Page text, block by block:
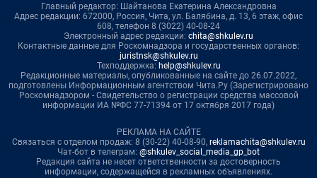
Главный редактор: Шайтанова Екатерина Александровна
Адрес редакции: 672000, Россия, Чита, ул. Балябина, д. 13, 6 этаж, офис
608, телефон 8 (3022) 40-08-24
Электронный адрес редакции: chita@shkulev.ru
Контактные данные для Роскомнадзора и государственных органов:
juristnsk@shkulev.ru
Техподдержка: help@shkulev.ru
Редакционные материалы, опубликованные на сайте до 26.07.2022,
подготовлены Информационным агентством Чита.Ру (Зарегистрировано
Роскомнадзором - Свидетельство о регистрации средства массовой
информации ИА №ФС 77-71394 от 17 октября 2017 года)
РЕКЛАМА НА САЙТЕ
Связаться с отделом продаж: 8 (30-22) 40-08-90, reklamachita@shkulev.ru
Чат-бот в телеграм: @shkulev_social_media_gp_bot
Редакция сайта не несет ответственности за достоверность
информации, содержащейся в рекламных объявлениях.